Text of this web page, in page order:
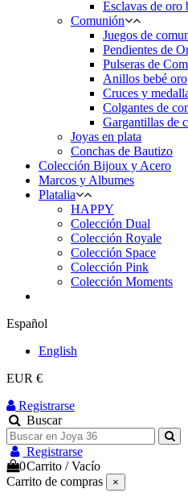
Esclavas de oro
Comunión
Juegos de
Pendientes de
Pulseras de
Anillos bebé oro
Cruces y
Colgantes de
Gargantillas de
Joyas en plata
Conchas de Bautizo
Colección Bijoux y Acero
Marcos y Albumes
Platalia
HAPPY
Colección Dual
Colección Royale
Colección Space
Colección Pink
Colección Moments
Español
English
EUR €
Registrarse
Buscar
Registrarse
0Carrito /Vacío
Carrito de compras
×